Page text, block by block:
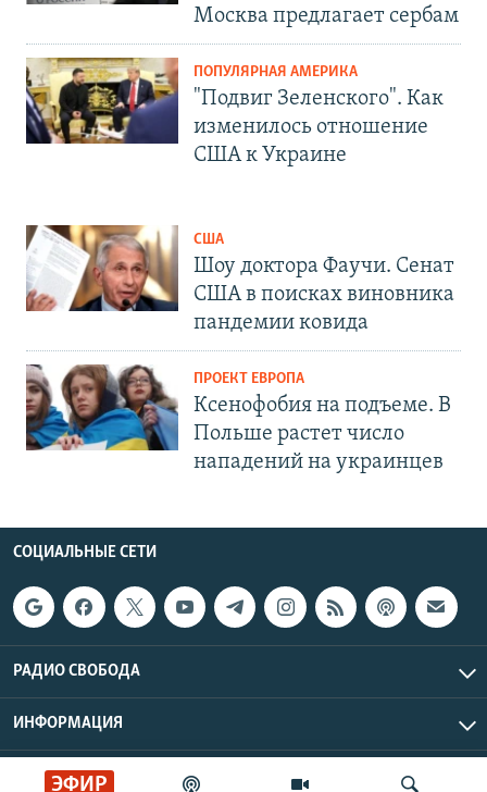
ЭФИР
Москва предлагает сербам
ПОПУЛЯРНАЯ АМЕРИКА
"Подвиг Зеленского". Как
изменилось отношение
США к Украине
США
Шоу доктора Фаучи. Сенат
США в поисках виновника
пандемии ковида
ПРОЕКТ ЕВРОПА
Ксенофобия на подъеме. В
Польше растет число
нападений на украинцев
СОЦИАЛЬНЫЕ СЕТИ
РАДИО СВОБОДА
ИНФОРМАЦИЯ
Радио Свобода © 2026 RFE/RL, Inc. | Все права защищены.